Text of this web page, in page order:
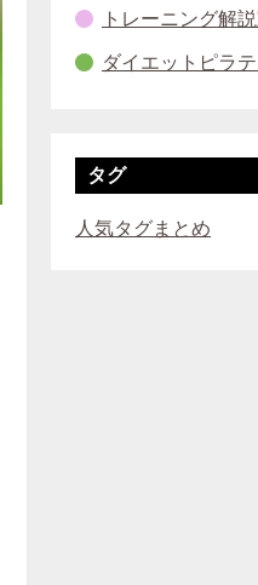
トレーニング解
ダイエットピラ
タグ
人気タグまとめ